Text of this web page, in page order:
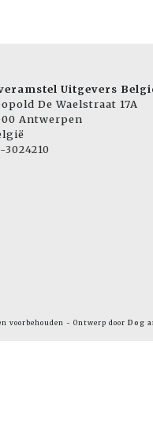
Uitgevers
De Waelstraat 17A
Antwerpen
3024210
voorbehouden - Ontwerp door Dog